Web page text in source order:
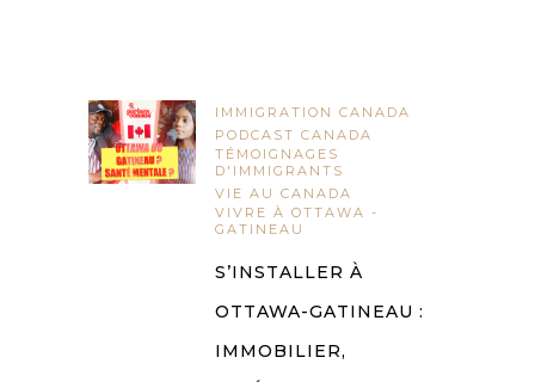
IMMIGRATION CANADA
PODCAST CANADA
TÉMOIGNAGES
D'IMMIGRANTS
VIE AU CANADA
VIVRE À OTTAWA -
GATINEAU
S’INSTALLER À
OTTAWA-GATINEAU :
IMMOBILIER,